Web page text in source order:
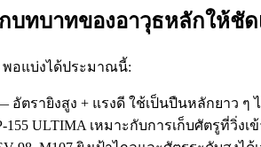
บทบาทของอาวุธหลักให้ชัด
พอแบ่งได้ประมาณนี้:
อัตรายิงสูง + แรงดี ใช้เป็นปืนหลักยาว ๆ
155 ULTIMA เหมาะกับการเก็บศัตรูที่วิ่